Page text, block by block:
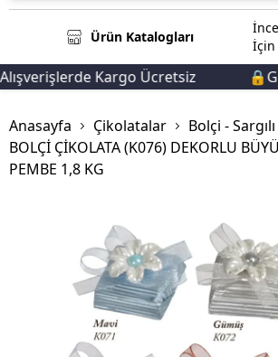
Ürün Katalogları
İçin
Kargo Ücretsiz
Anasayfa Çikolatalar
Bolçi -
BOLÇİ ÇİKOLATA (K076) DEKORLU
PEMBE 1,8 KG